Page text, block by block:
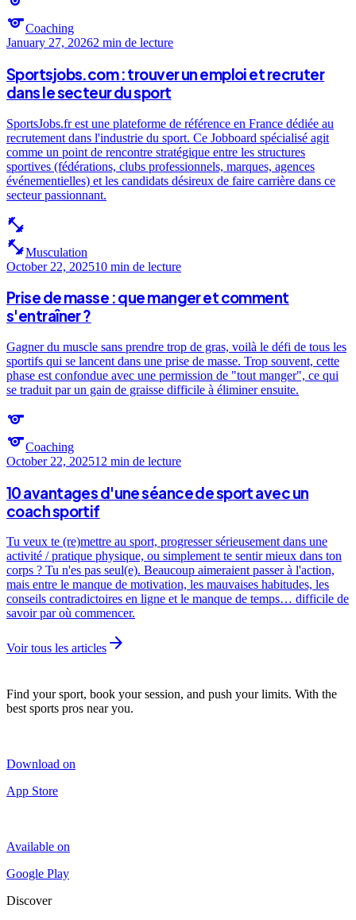
sportsCoaching
January 27, 20262 min de lecture
Sportsjobs.com : trouver un emploi et recruter
dans le secteur du sport
SportsJobs.fr est une plateforme de référence en France dédiée au
recrutement dans l'industrie du sport. Ce Jobboard spécialisé agit
comme un point de rencontre stratégique entre les structures
sportives (fédérations, clubs professionnels, marques, agences
événementielles) et les candidats désireux de faire carrière dans ce
secteur passionnant.
fitness_center
fitness_centerMusculation
October 22, 202510 min de lecture
Prise de masse : que manger et comment
s'entraîner ?
Gagner du muscle sans prendre trop de gras, voilà le défi de tous les
sportifs qui se lancent dans une prise de masse. Trop souvent, cette
phase est confondue avec une permission de "tout manger", ce qui
se traduit par un gain de graisse difficile à éliminer ensuite.
sports
sportsCoaching
October 22, 202512 min de lecture
10 avantages d'une séance de sport avec un
coach sportif
Tu veux te (re)mettre au sport, progresser sérieusement dans une
activité / pratique physique, ou simplement te sentir mieux dans ton
corps ? Tu n'es pas seul(e). Beaucoup aimeraient passer à l'action,
mais entre le manque de motivation, les mauvaises habitudes, les
conseils contradictoires en ligne et le manque de temps… difficile de
savoir par où commencer.
Voir tous les articles arrow_forward
Find your sport, book your session, and push your limits. With the
best sports pros near you.
Download on
App Store
Available on
Google Play
Discover